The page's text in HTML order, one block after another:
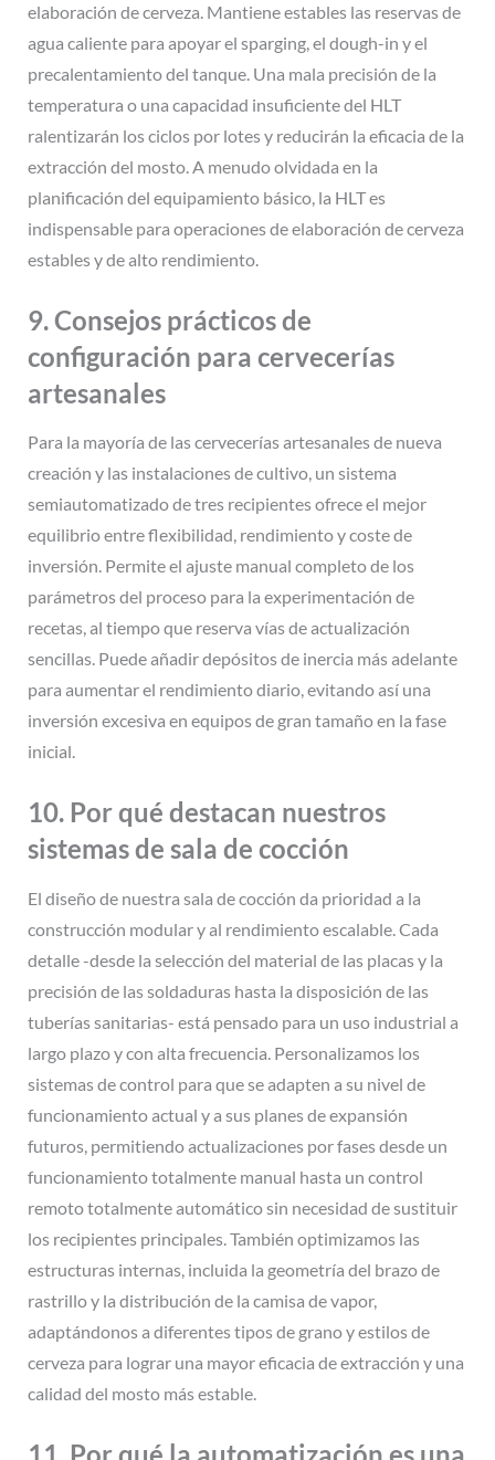
elaboración de cerveza. Mantiene estables las reservas de
agua caliente para apoyar el sparging, el dough-in y el
precalentamiento del tanque. Una mala precisión de la
temperatura o una capacidad insuficiente del HLT
ralentizarán los ciclos por lotes y reducirán la eficacia de la
extracción del mosto. A menudo olvidada en la
planificación del equipamiento básico, la HLT es
indispensable para operaciones de elaboración de cerveza
estables y de alto rendimiento.
9. Consejos prácticos de
configuración para cervecerías
artesanales
Para la mayoría de las cervecerías artesanales de nueva
creación y las instalaciones de cultivo, un sistema
semiautomatizado de tres recipientes ofrece el mejor
equilibrio entre flexibilidad, rendimiento y coste de
inversión. Permite el ajuste manual completo de los
parámetros del proceso para la experimentación de
recetas, al tiempo que reserva vías de actualización
sencillas. Puede añadir depósitos de inercia más adelante
para aumentar el rendimiento diario, evitando así una
inversión excesiva en equipos de gran tamaño en la fase
inicial.
10. Por qué destacan nuestros
sistemas de sala de cocción
El diseño de nuestra sala de cocción da prioridad a la
construcción modular y al rendimiento escalable. Cada
detalle -desde la selección del material de las placas y la
precisión de las soldaduras hasta la disposición de las
tuberías sanitarias- está pensado para un uso industrial a
largo plazo y con alta frecuencia. Personalizamos los
sistemas de control para que se adapten a su nivel de
funcionamiento actual y a sus planes de expansión
futuros, permitiendo actualizaciones por fases desde un
funcionamiento totalmente manual hasta un control
remoto totalmente automático sin necesidad de sustituir
los recipientes principales. También optimizamos las
estructuras internas, incluida la geometría del brazo de
rastrillo y la distribución de la camisa de vapor,
adaptándonos a diferentes tipos de grano y estilos de
cerveza para lograr una mayor eficacia de extracción y una
calidad del mosto más estable.